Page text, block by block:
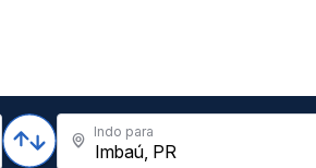
Indo para